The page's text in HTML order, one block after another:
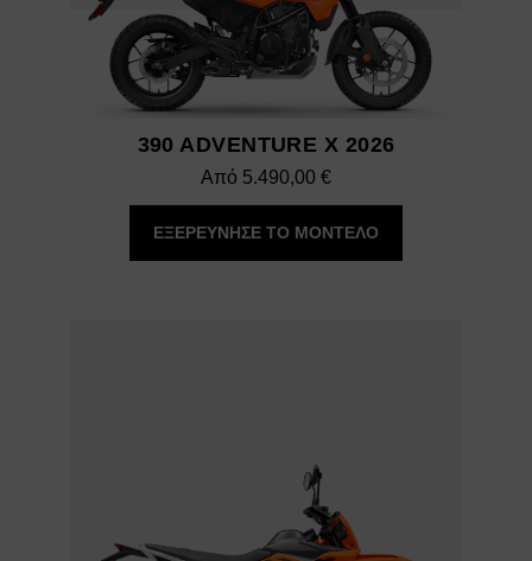
390 ADVENTURE X 2026
Από 5.490,00 €
ΕΞΕΡΕΥΝΗΣΕ ΤΟ ΜΟΝΤΕΛΟ